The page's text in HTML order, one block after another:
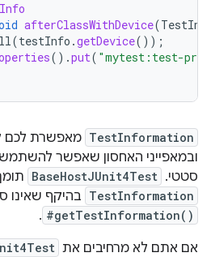
afterClassWithDevice(
(testInfo .getDevice());
().put( "mytest:test-
TestInformation מאפשרת לכם
ובמאפייני האחסון שאפשר
סטטי. ‫ BaseHostJUnit4Test
TestInformation בהיקף שאינו
#getTestInformation()
.
אם אתם לא מרחיבים את